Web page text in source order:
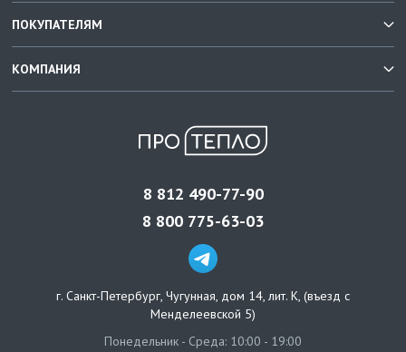
ПОКУПАТЕЛЯМ
КОМПАНИЯ
8 812 490-77-90
8 800 775-63-03
г. Санкт-Петербург, Чугунная, дом 14, лит. К, (въезд с
Менделеевской 5)
Понедельник - Среда: 10:00 - 19:00